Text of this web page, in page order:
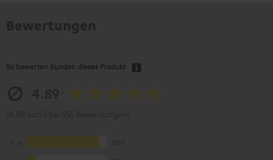
So bewerten Kunden dieses Produkt